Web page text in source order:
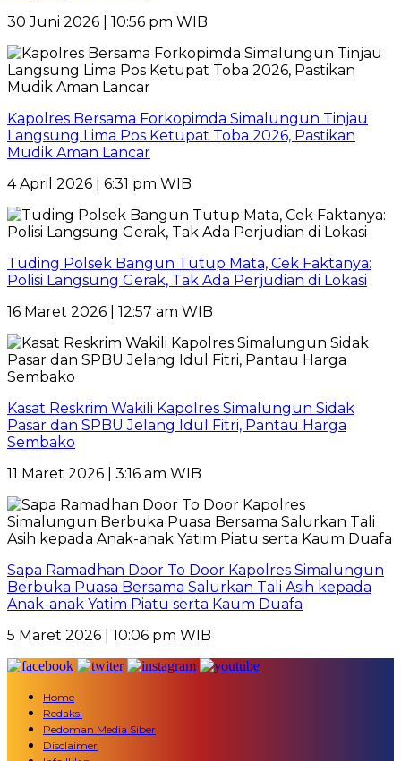
30 Juni 2026 | 10:56 pm WIB
Kapolres Bersama Forkopimda Simalungun Tinjau
Langsung Lima Pos Ketupat Toba 2026, Pastikan
Mudik Aman Lancar
4 April 2026 | 6:31 pm WIB
Tuding Polsek Bangun Tutup Mata, Cek Faktanya:
Polisi Langsung Gerak, Tak Ada Perjudian di Lokasi
16 Maret 2026 | 12:57 am WIB
Kasat Reskrim Wakili Kapolres Simalungun Sidak
Pasar dan SPBU Jelang Idul Fitri, Pantau Harga
Sembako
11 Maret 2026 | 3:16 am WIB
Sapa Ramadhan Door To Door Kapolres Simalungun
Berbuka Puasa Bersama Salurkan Tali Asih kepada
Anak-anak Yatim Piatu serta Kaum Duafa
5 Maret 2026 | 10:06 pm WIB
Home
Redaksi
Pedoman Media Siber
Disclaimer